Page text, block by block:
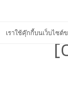
เราใช้คุ๊กกี้บนเว็บไซ